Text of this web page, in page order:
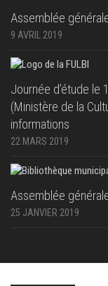
Assemblée
9 AVRIL 2019
Journée d’étude le
(Ministère de la
informations
22 MARS 2019
Assemblée
25 JANVIER 2019